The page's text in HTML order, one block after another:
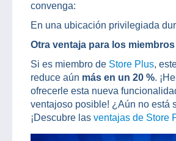
convenga:
En una ubicación privilegiada
Otra ventaja para los
Si es miembro de Store Plus,
reduce aún más en un 20 %.
ofrecerle esta nueva
ventajoso posible! ¿Aún no está
¡Descubre las ventajas de Store